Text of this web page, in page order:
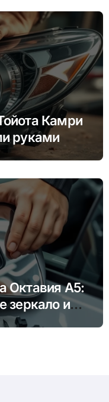
Камри
руками
Октавия А5:
зеркало и
своими